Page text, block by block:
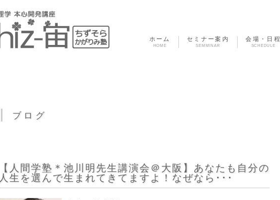
ホーム
HOME
セミナー案内
SEMMINAR
会場・日程
SCHEDULE
ブログ
【人間学塾＊池川明先生講演会＠大阪】あなたも自分の
人生を選んで生まれてきてますよ！なぜなら･･･